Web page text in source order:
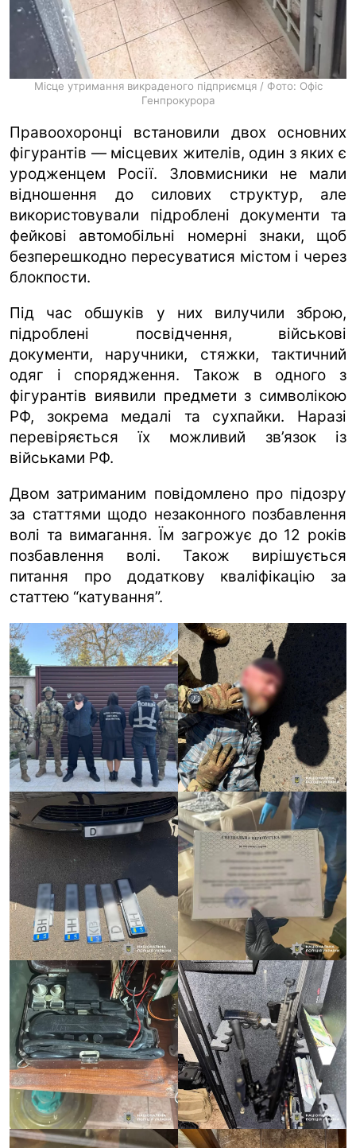
Місце утримання викраденого підприємця / Фото: Офіс
Генпрокурора
Правоохоронці встановили двох основних
фігурантів — місцевих жителів, один з яких є
уродженцем Росії. Зловмисники не мали
відношення до силових структур, але
використовували підроблені документи та
фейкові автомобільні номерні знаки, щоб
безперешкодно пересуватися містом і через
блокпости.
Під час обшуків у них вилучили зброю,
підроблені посвідчення, військові
документи, наручники, стяжки, тактичний
одяг і спорядження. Також в одного з
фігурантів виявили предмети з символікою
РФ, зокрема медалі та сухпайки. Наразі
перевіряється їх можливий зв’язок із
військами РФ.
Двом затриманим повідомлено про підозру
за статтями щодо незаконного позбавлення
волі та вимагання. Їм загрожує до 12 років
позбавлення волі. Також вирішується
питання про додаткову кваліфікацію за
статтею “катування”.